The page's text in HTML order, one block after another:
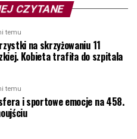
CZYTANE
temu
na skrzyżowaniu 11
Kobieta trafiła do szpitala
temu
i sportowe emocje na 458.